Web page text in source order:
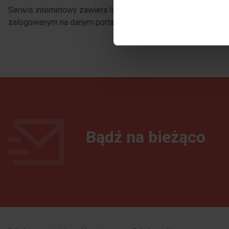
Serwis internetowy zawiera linki prowadzące do portali
zalogowanym na danym portalu, może dojść do
Bądź na bieżąco